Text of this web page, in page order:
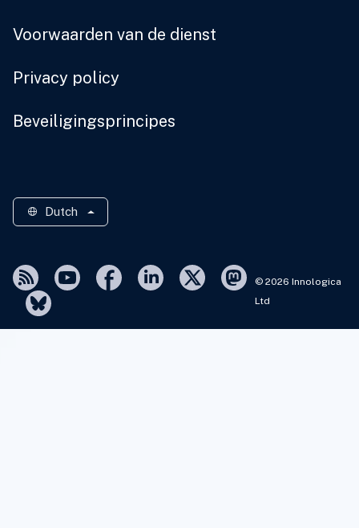
Voorwaarden van de dienst
Privacy policy
Beveiligingsprincipes
Dutch
© 2026 Innologica
Ltd